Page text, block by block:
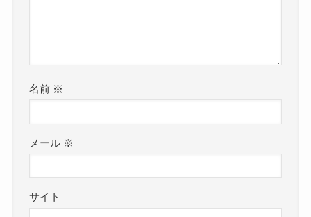
名前 ※
メール ※
サイト